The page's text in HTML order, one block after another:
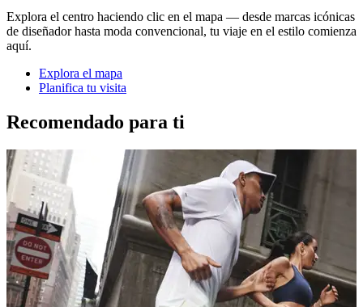
Explora el centro haciendo clic en el mapa — desde marcas icónicas
de diseñador hasta moda convencional, tu viaje en el estilo comienza
aquí.
Explora el mapa
Planifica tu visita
Recomendado para ti